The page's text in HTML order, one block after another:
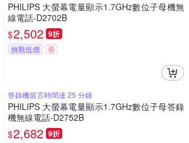
PHILIPS 大螢幕電量顯示1.7GHz數位子母機無
線電話-D2702B
$2,502 9折
挑戰低價 券
答錄機留言時間達 25 分鐘
PHILIPS 大螢幕電量顯示1.7GHz數位子母答錄
機無線電話-D2752B
$2,682 9折